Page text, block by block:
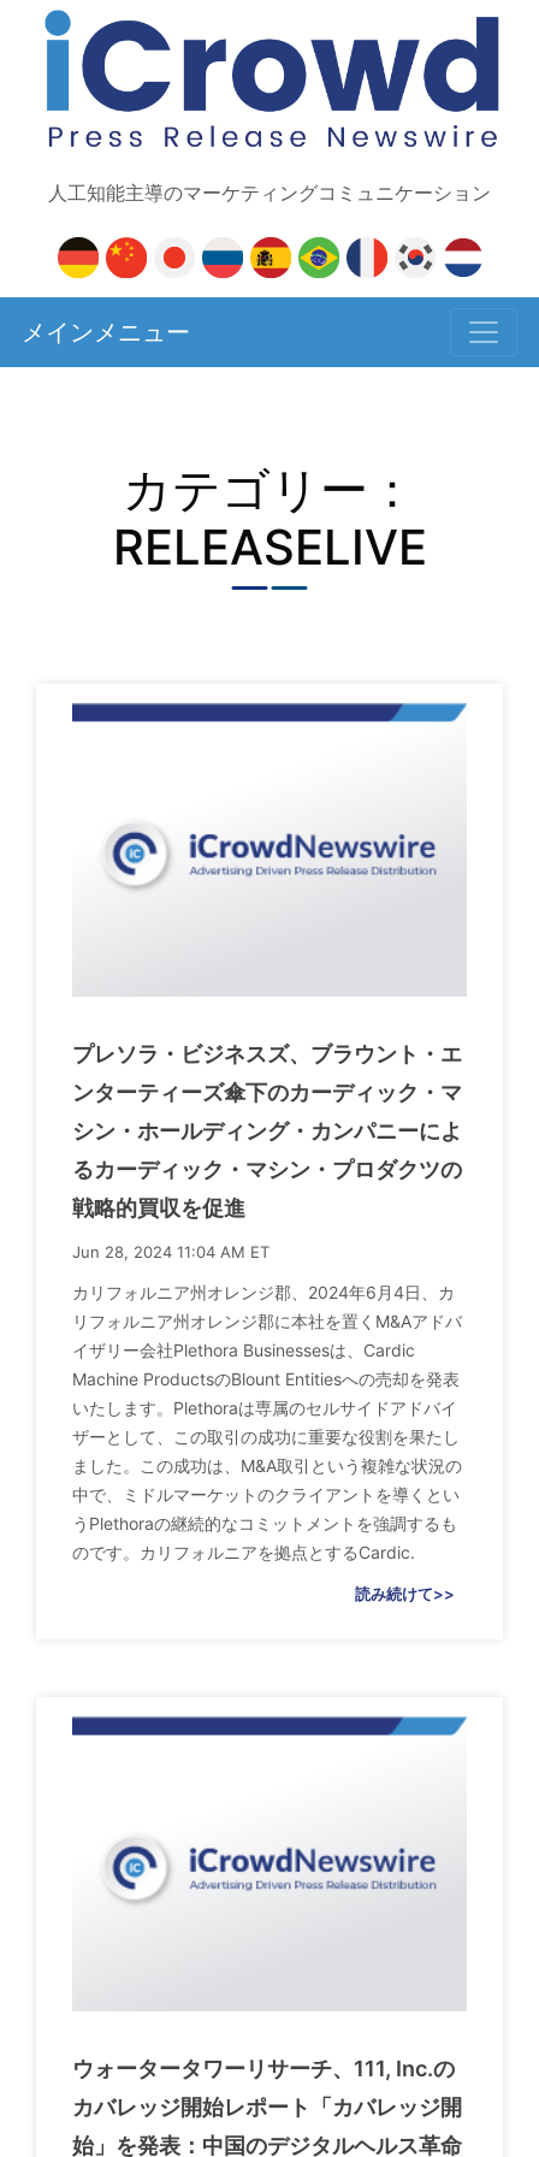
人工知能主導のマーケティングコミュニケーション
メインメニュー
カテゴリー：
RELEASELIVE
プレソラ・ビジネスズ、ブラウント・エ
ンターティーズ傘下のカーディック・マ
シン・ホールディング・カンパニーによ
るカーディック・マシン・プロダクツの
戦略的買収を促進
Jun 28, 2024 11:04 AM ET
カリフォルニア州オレンジ郡、2024年6月4日、カ
リフォルニア州オレンジ郡に本社を置くM&Aアドバ
イザリー会社Plethora Businessesは、Cardic
Machine ProductsのBlount Entitiesへの売却を発表
いたします。Plethoraは専属のセルサイドアドバイ
ザーとして、この取引の成功に重要な役割を果たし
ました。この成功は、M&A取引という複雑な状況の
中で、ミドルマーケットのクライアントを導くとい
うPlethoraの継続的なコミットメントを強調するも
のです。カリフォルニアを拠点とするCardic.
読み続けて>>
ウォータータワーリサーチ、111, Inc.の
カバレッジ開始レポート「カバレッジ開
始」を発表：中国のデジタルヘルス革命